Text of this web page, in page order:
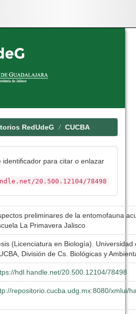
RedUdeG CUCBA
identificador para citar o enlazar
20.500.12104/78498
preliminares de la entomofauna
La Primavera Jalisco
(Licenciatura en Biología). Universidad
División de Cs. Biológicas y
hdl.handle.net/20.500.12104/78498
repositorio.cucba.udg.mx:8080/xmlui/